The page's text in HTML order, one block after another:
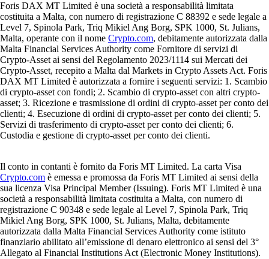
Foris DAX MT Limited è una società a responsabilità limitata
costituita a Malta, con numero di registrazione C 88392 e sede legale a
Level 7, Spinola Park, Triq Mikiel Ang Borg, SPK 1000, St. Julians,
Malta, operante con il nome Crypto.com, debitamente autorizzata dalla
Malta Financial Services Authority come Fornitore di servizi di
Crypto-Asset ai sensi del Regolamento 2023/1114 sui Mercati dei
Crypto-Asset, recepito a Malta dal Markets in Crypto Assets Act. Foris
DAX MT Limited è autorizzata a fornire i seguenti servizi: 1. Scambio
di crypto-asset con fondi; 2. Scambio di crypto-asset con altri crypto-
asset; 3. Ricezione e trasmissione di ordini di crypto-asset per conto dei
clienti; 4. Esecuzione di ordini di crypto-asset per conto dei clienti; 5.
Servizi di trasferimento di crypto-asset per conto dei clienti; 6.
Custodia e gestione di crypto-asset per conto dei clienti.
Il conto in contanti è fornito da Foris MT Limited. La carta Visa
Crypto.com è emessa e promossa da Foris MT Limited ai sensi della
sua licenza Visa Principal Member (Issuing). Foris MT Limited è una
società a responsabilità limitata costituita a Malta, con numero di
registrazione C 90348 e sede legale al Level 7, Spinola Park, Triq
Mikiel Ang Borg, SPK 1000, St. Julians, Malta, debitamente
autorizzata dalla Malta Financial Services Authority come istituto
finanziario abilitato all’emissione di denaro elettronico ai sensi del 3°
Allegato al Financial Institutions Act (Electronic Money Institutions).